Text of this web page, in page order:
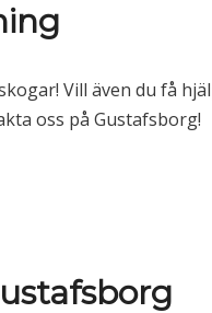
Vill även du få
oss på Gustafsborg!